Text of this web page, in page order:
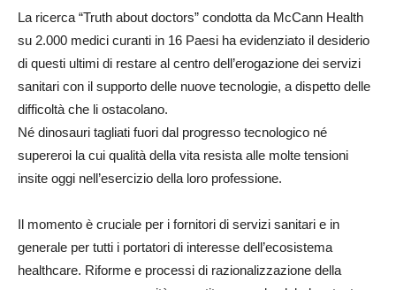
La ricerca “Truth about doctors” condotta da McCann Health
su 2.000 medici curanti in 16 Paesi ha evidenziato il desiderio
di questi ultimi di restare al centro dell’erogazione dei servizi
sanitari con il supporto delle nuove tecnologie, a dispetto delle
difficoltà che li ostacolano.
Né dinosauri tagliati fuori dal progresso tecnologico né
supereroi la cui qualità della vita resista alle molte tensioni
insite oggi nell’esercizio della loro professione.
Il momento è cruciale per i fornitori di servizi sanitari e in
generale per tutti i portatori di interesse dell’ecosistema
healthcare. Riforme e processi di razionalizzazione della